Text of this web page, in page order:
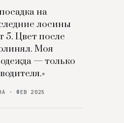
на
лосины
5. Цвет после
Моя
— только
· ФЕВ 2025